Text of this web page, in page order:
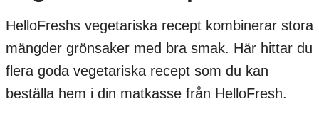
HelloFreshs vegetariska recept kombinerar stora
mängder grönsaker med bra smak. Här hittar du
flera goda vegetariska recept som du kan
beställa hem i din matkasse från HelloFresh.